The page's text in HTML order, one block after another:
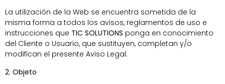
La utilización de la Web se encuentra sometida de la
misma forma a todos los avisos, reglamentos de uso e
instrucciones que TIC SOLUTIONS ponga en conocimiento
del Cliente o Usuario, que sustituyen, completan y/o
modifican el presente Aviso Legal.
2. Objeto